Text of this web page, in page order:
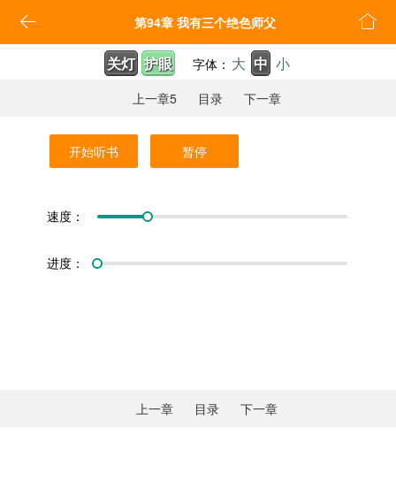
 第94章 我有三个绝色师父 
关灯 护眼 字体： 大 中 小
上一章5 目录 下一章
开始听书 暂停
速度：
进度：
上一章 目录 下一章